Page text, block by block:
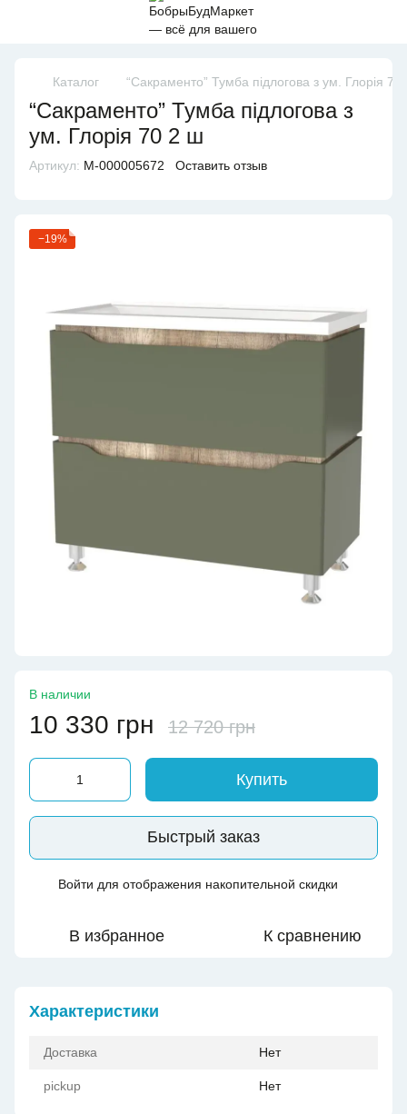
Каталог “Сакраменто” Тумба підлогова з ум. Глорія
“Сакраменто” Тумба підлогова з
ум. Глорія 70 2 ш
Артикул: M-000005672 Оставить отзыв
−19%
В наличии
10 330 грн 12 720 грн
Купить
Быстрый заказ
Войти для отображения накопительной скидки
В избранное К сравнению
Характеристики
Доставка Нет
pickup Нет